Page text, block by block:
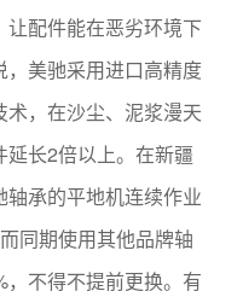
配件能在恶劣环境下
美驰采用进口高精度
，在沙尘、泥浆漫天
长2倍以上。在新疆
承的平地机连续作业
同期使用其他品牌轴
不得不提前更换。有